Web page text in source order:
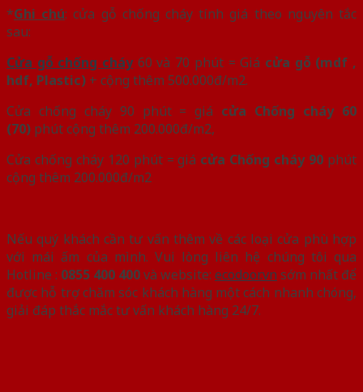
*Ghi chú: cửa gỗ chống cháy tính giá theo nguyên tắc
sau:
Cửa gỗ chống cháy60 và 70 phút = Giá cửa gỗ (mdf ,
hdf, Plastic) + cộng thêm 500.000đ/m2.
Cửa chống cháy 90 phút = giá cửa Chống cháy 60
(70) phút cộng thêm 200.000đ/m2,
Cửa chống cháy 120 phút = giá cửa Chống cháy 90 phút
cộng thêm 200.000đ/m2
Nếu quý khách cần tư vấn thêm về các loại cửa phù hợp
với mái ấm của mình. Vui lòng liên hệ chúng tôi qua
Hotline : 0855 400 400và website: ecodoor.vn sớm nhất để
được hỗ trợ chăm sóc khách hàng một cách nhanh chóng,
giải đáp thắc mắc tư vấn khách hàng 24/7.